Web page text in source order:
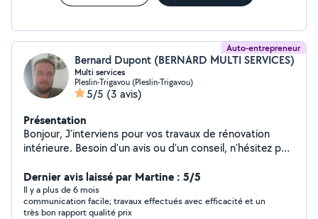
Auto-entrepreneur
Bernard Dupont (BERNARD MULTI SERVICES)
Multi services
Pleslin-Trigavou (Pleslin-Trigavou)
5/5 (3 avis)
Présentation
Bonjour, J'interviens pour vos travaux de rénovation
intérieure. Besoin d'un avis ou d'un conseil, n'hésitez pas
Dernier avis laissé par Martine : 5/5
Il y a plus de 6 mois
communication facile; travaux effectués avec efficacité et un
très bon rapport qualité prix